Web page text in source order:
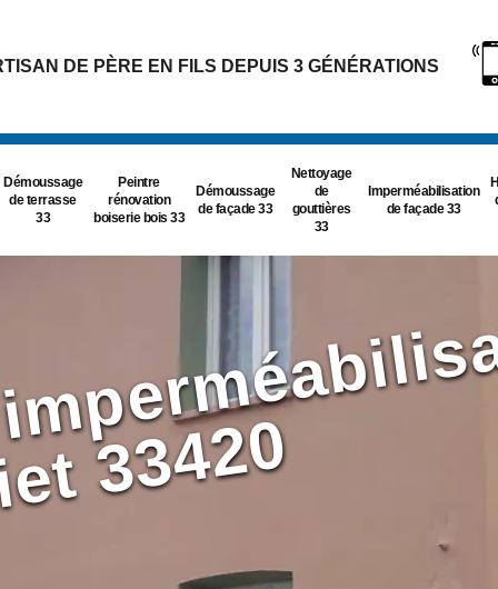
DE PÈRE EN FILS DEPUIS 3 GÉNÉRATIONS
Démoussage
de terrasse
33
Peintre
rénovation
boiserie bois 33
Démoussage
de façade 33
Nettoyage
de
gouttières
33
Imperméabilisation
de façade 33